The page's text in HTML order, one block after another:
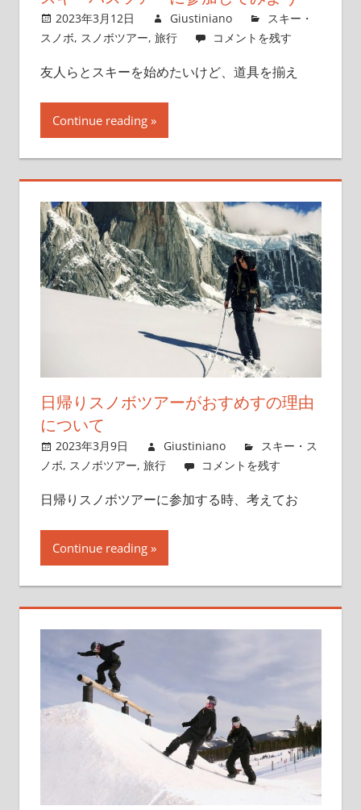
2023年3月12日 Giustiniano
スキー・
スノボ, スノボツアー, 旅行 コメントを残す
友人らとスキーを始めたいけど、道具を揃え
Continue reading
日帰りスノボツアーがおすめすの理由
について
2023年3月9日 Giustiniano
スキー・ス
ノボ, スノボツアー, 旅行 コメントを残す
日帰りスノボツアーに参加する時、考えてお
Continue reading